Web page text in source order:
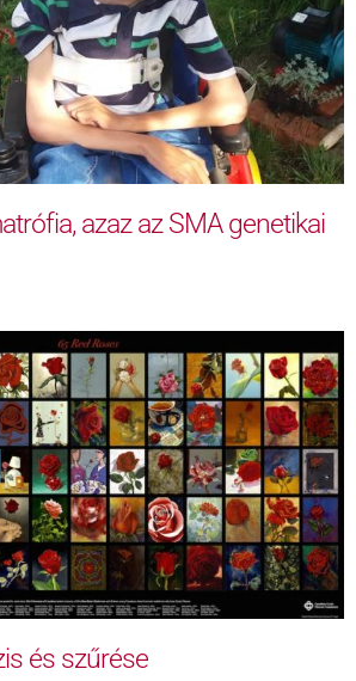
azaz az SMA genetikai
és szűrése